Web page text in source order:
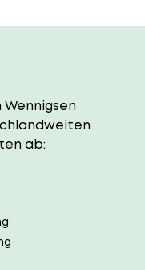
ab: